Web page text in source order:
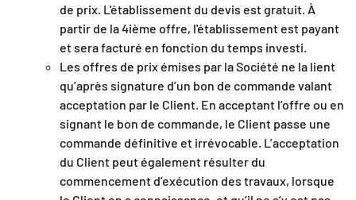
de prix. L'établissement du devis est gratuit. À
partir de la 4ième offre, l'établissement est payant
et sera facturé en fonction du temps investi.
Les offres de prix émises par la Société ne la lient
qu’après signature d’un bon de commande valant
acceptation par le Client. En acceptant l’offre ou en
signant le bon de commande, le Client passe une
commande définitive et irrévocable. L’acceptation
du Client peut également résulter du
commencement d’exécution des travaux, lorsque